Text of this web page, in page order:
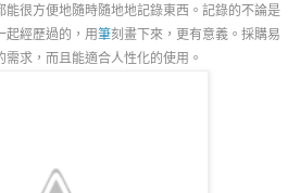
能很方便地隨時隨地地記錄東西。記錄的不論是
起經歷過的，用筆刻畫下來，更有意義。採購易
求，而且能適合人性化的使用。